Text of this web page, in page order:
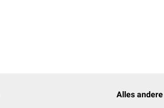
Alles andere